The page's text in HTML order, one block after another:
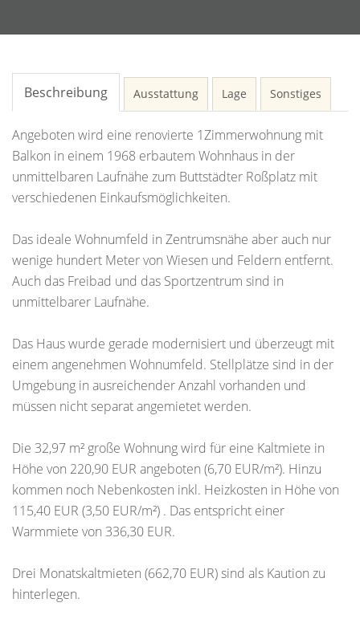
Beschreibung Ausstattung Lage Sonstiges
Angeboten wird eine renovierte 1Zimmerwohnung mit
Balkon in einem 1968 erbautem Wohnhaus in der
unmittelbaren Laufnähe zum Buttstädter Roßplatz mit
verschiedenen Einkaufsmöglichkeiten.
Das ideale Wohnumfeld in Zentrumsnähe aber auch nur
wenige hundert Meter von Wiesen und Feldern entfernt.
Auch das Freibad und das Sportzentrum sind in
unmittelbarer Laufnähe.
Das Haus wurde gerade modernisiert und überzeugt mit
einem angenehmen Wohnumfeld. Stellplätze sind in der
Umgebung in ausreichender Anzahl vorhanden und
müssen nicht separat angemietet werden.
Die 32,97 m² große Wohnung wird für eine Kaltmiete in
Höhe von 220,90 EUR angeboten (6,70 EUR/m²). Hinzu
kommen noch Nebenkosten inkl. Heizkosten in Höhe von
115,40 EUR (3,50 EUR/m²) . Das entspricht einer
Warmmiete von 336,30 EUR.
Drei Monatskaltmieten (662,70 EUR) sind als Kaution zu
hinterlegen.